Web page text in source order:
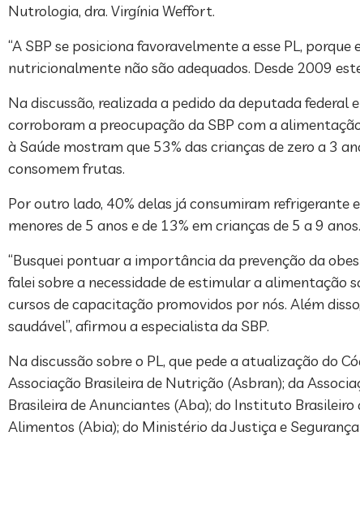
Nutrologia, dra. Virgínia Weffort.
“A SBP se posiciona favoravelmente a esse PL,
nutricionalmente não são adequados. Desde 2009
Na discussão, realizada a pedido da deputada federal
corroboram a preocupação da SBP com a
à Saúde mostram que 53% das crianças de zero a 3
consomem frutas.
Por outro lado, 40% delas já consumiram refrigerante
menores de 5 anos e de 13% em crianças de 5 a 9 anos.
“Busquei pontuar a importância da prevenção da
falei sobre a necessidade de estimular a alimentação
cursos de capacitação promovidos por nós. Além
saudável”, afirmou a especialista da SBP.
Na discussão sobre o PL, que pede a atualização do
Associação Brasileira de Nutrição (Asbran); da
Brasileira de Anunciantes (Aba); do Instituto
Alimentos (Abia); do Ministério da Justiça e